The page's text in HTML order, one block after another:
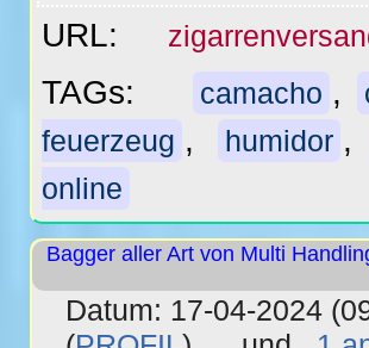
URL:
TAGs: camacho ,
feuerzeug , humidor ,
online
Bagger aller Art von Multi
Datum: 17-04-2024